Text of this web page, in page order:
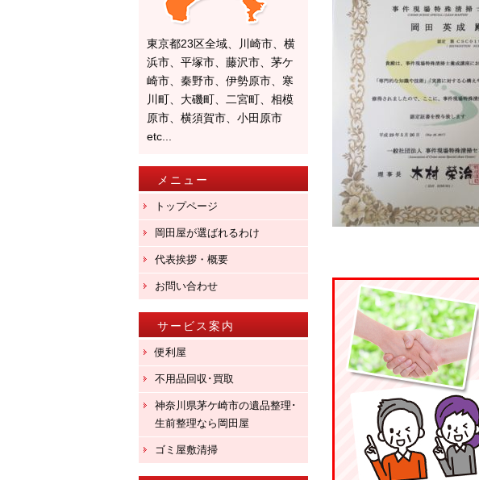
東京都23区全域、川崎市、横
浜市、平塚市、藤沢市、茅ケ
崎市、秦野市、伊勢原市、寒
川町、大磯町、二宮町、相模
原市、横須賀市、小田原市
etc...
メニュー
トップページ
岡田屋が選ばれるわけ
代表挨拶・概要
お問い合わせ
サービス案内
便利屋
不用品回収･買取
神奈川県茅ケ崎市の遺品整理･
生前整理なら岡田屋
ゴミ屋敷清掃